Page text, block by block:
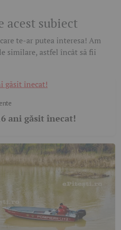
acest subiect
te-ar putea interesa! Am
similare, astfel încât să fii
ani găsit înecat!